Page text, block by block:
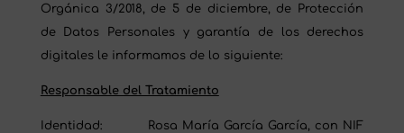
Orgánica 3/2018, de 5 de diciembre, de Protección
de Datos Personales y garantía de los derechos
digitales le informamos de lo siguiente:
Responsable del Tratamiento
Identidad: Rosa María García García, con NIF